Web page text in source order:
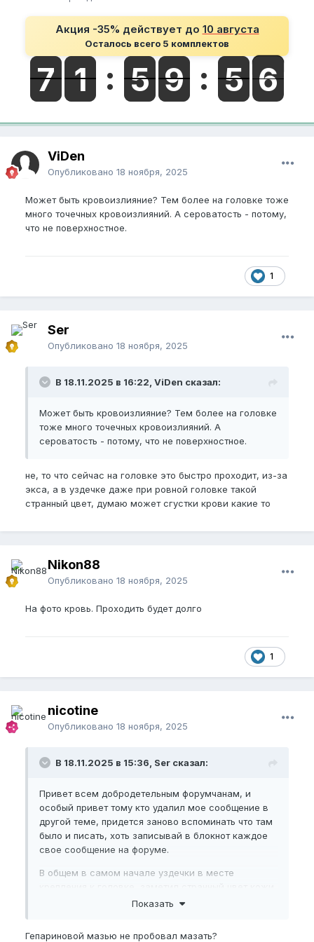
Акция -35% действует до 10 августа
Осталось всего 5 комплектов
ViDen
Опубликовано 18 ноября, 2025
Может быть кровоизлияние? Тем более на головке тоже
много точечных кровоизлияний. А сероватость - потому,
что не поверхностное.
1
Ser
Опубликовано 18 ноября, 2025
В 18.11.2025 в 16:22, ViDen сказал:
Может быть кровоизлияние? Тем более на головке
тоже много точечных кровоизлияний. А
сероватость - потому, что не поверхностное.
не, то что сейчас на головке это быстро проходит, из-за
экса, а в уздечке даже при ровной головке такой
странный цвет, думаю может сгустки крови какие то
Nikon88
Опубликовано 18 ноября, 2025
На фото кровь. Проходить будет долго
1
nicotine
Опубликовано 18 ноября, 2025
В 18.11.2025 в 15:36, Ser сказал:
Привет всем добродетельным форумчанам, и
особый привет тому кто удалил мое сообщение в
другой теме, придется заново вспоминать что там
было и писать, хоть записывай в блокнот каждое
свое сообщение на форуме.
В общем в самом начале уздечки в месте
напоминающий плесень, какой-то черно-серо-
Показать
Гепариновой мазью не пробовал мазать?